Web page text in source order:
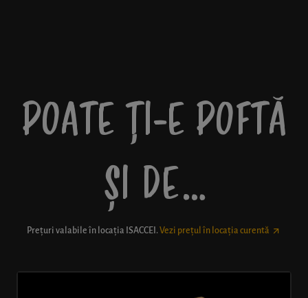
POATE ȚI-E POFTĂ
ȘI DE…
Prețuri valabile în locația ISACCEI . Vezi prețul în locația curentă